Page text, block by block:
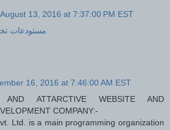
August 13, 2016 at 7:37:00 PM EST
مستودعات
16, 2016 at 7:46:00 AM EST
AND ATTARCTIVE WEBSITE AND
COMPANY:-
Ltd. is a main programming organization